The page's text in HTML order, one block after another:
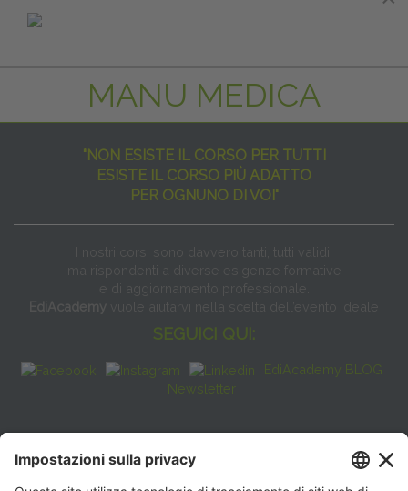
MANU MEDICA
"NON ESISTE IL CORSO PER TUTTI
ESISTE IL CORSO PIÙ ADATTO
PER OGNUNO DI VOI"
I nostri corsi sono davvero tanti, tutti validi
ma rispondenti a diverse esigenze formative
e di aggiornamento professionale.
EdiAcademy vuole aiutarvi nella scelta dell’evento ideale
SEGUICI QUI:
EdiAcademy BLOG
Newsletter
FAQ